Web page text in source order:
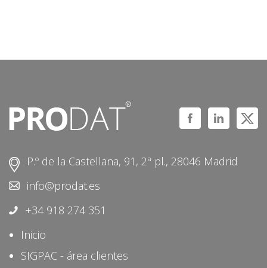
P.º de la Castellana, 91, 2ª pl., 28046 Madrid
info@prodat.es
+34 918 274 351
Inicio
SIGPAC - área clientes